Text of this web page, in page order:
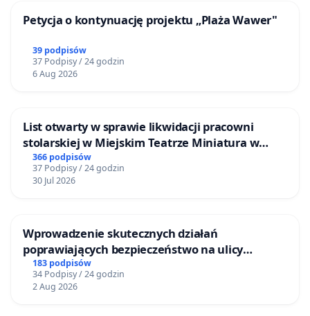
Petycja o kontynuację projektu „Plaża Wawer"
39 podpisów
37 Podpisy / 24 godzin
6 Aug 2026
List otwarty w sprawie likwidacji pracowni
stolarskiej w Miejskim Teatrze Miniatura w
Gdańsku
366 podpisów
37 Podpisy / 24 godzin
30 Jul 2026
Wprowadzenie skutecznych działań
poprawiających bezpieczeństwo na ulicy
Żeromskiego w Otwocku
183 podpisów
34 Podpisy / 24 godzin
2 Aug 2026